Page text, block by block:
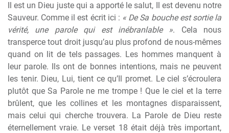
Il est un Dieu juste qui a apporté le salut, Il est devenu notre
Sauveur. Comme il est écrit ici : « De Sa bouche est sortie la
vérité, une parole qui est inébranlable ». Cela nous
transperce tout droit jusqu’au plus profond de nous-mêmes
quand on lit de tels passages. Les hommes manquent à
leur parole. Ils ont de bonnes intentions, mais ne peuvent
les tenir. Dieu, Lui, tient ce qu’Il promet. Le ciel s’écroulera
plutôt que Sa Parole ne me trompe ! Que le ciel et la terre
brûlent, que les collines et les montagnes disparaissent,
mais celui qui cherche trouvera. La Parole de Dieu reste
éternellement vraie. Le verset 18 était déjà très important,